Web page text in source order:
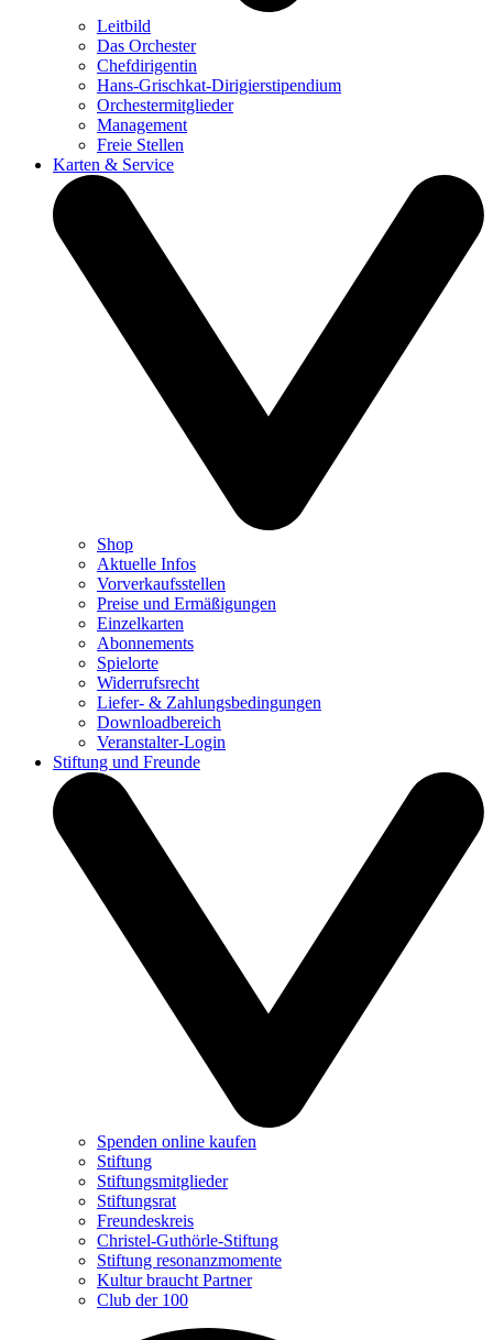
Leitbild
Das Orchester
Chefdirigentin
Hans-Grischkat-Dirigierstipendium
Orchestermitglieder
Management
Freie Stellen
Karten & Service
Shop
Aktuelle Infos
Vorverkaufsstellen
Preise und Ermäßigungen
Einzelkarten
Abonnements
Spielorte
Widerrufsrecht
Liefer- & Zahlungsbedingungen
Downloadbereich
Veranstalter-Login
Stiftung und Freunde
Spenden online kaufen
Stiftung
Stiftungsmitglieder
Stiftungsrat
Freundeskreis
Christel-Guthörle-Stiftung
Stiftung resonanzmomente
Kultur braucht Partner
Club der 100